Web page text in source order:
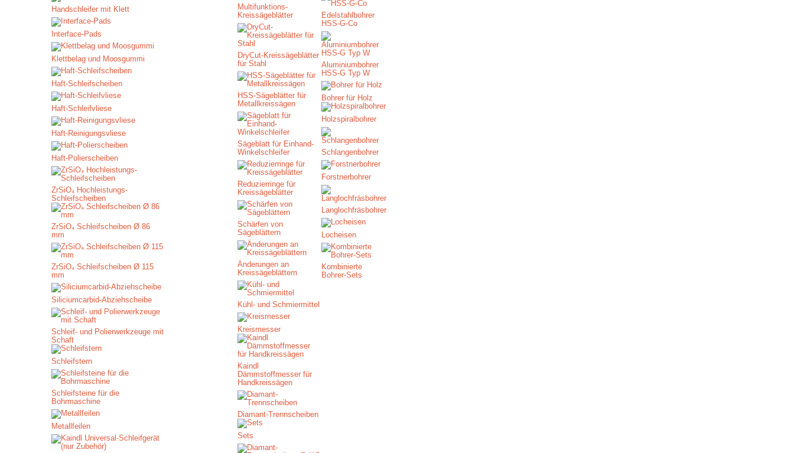
Handschleifer mit Klett
Interface-Pads
Klettbelag und Moosgummi
Haft-Schleifscheiben
Haft-Schleifvliese
Haft-Reinigungsvliese
Haft-Polierscheiben
ZrSiO₄ Hochleistungs-
Schleifscheiben
ZrSiO₄ Schleifscheiben Ø 86
mm
ZrSiO₄ Schleifscheiben Ø 115
mm
Siliciumcarbid-Abziehscheibe
Schleif- und Polierwerkzeuge mit
Schaft
Schleifstern
Schleifsteine für die
Bohrmaschine
Metallfeilen
Multifunktions-
Kreissägeblätter
DryCut-Kreissägeblätter
für Stahl
HSS-Sägeblätter für
Metallkreissägen
Sägeblatt für Einhand-
Winkelschleifer
Reduzierringe für
Kreissägeblätter
Schärfen von
Sägeblättern
Änderungen an
Kreissägeblättern
Kühl- und Schmiermittel
Kreismesser
Kaindl
Dämmstoffmesser für
Handkreissägen
Diamant-Trennscheiben
Sets
Edelstahlbohrer
HSS-G-Co
Aluminiumbohrer
HSS-G Typ W
Bohrer für Holz
Holzspiralbohrer
Schlangenbohrer
Forstnerbohrer
Langlochfräsbohrer
Locheisen
Kombinierte
Bohrer-Sets